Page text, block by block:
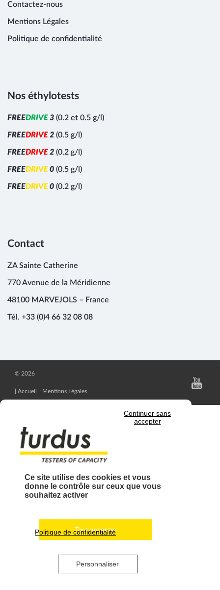
Ce site utilise des cookies et vous
donne le contrôle sur ceux que vous
souhaitez activer
Tout accepter
Continuer sans
accepter
Personnaliser
Politique de confidentialité
Contactez-nous
Mentions Légales
Politique de confidentialité
Nos éthylotests
FREEDRIVE3 (0.2 et 0.5 g/l)
FREEDRIVE2 (0.5 g/l)
FREEDRIVE2 (0.2 g/l)
FREEDRIVE0 (0.5 g/l)
FREEDRIVE0 (0.2 g/l)
Contact
ZA Sainte Catherine
770 Avenue de la Méridienne
48100 MARVEJOLS – France
Tél. +33 (0)4 66 32 08 08
© 2026
Accueil Mentions Légales